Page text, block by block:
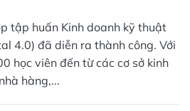
tập huấn Kinh doanh kỹ thuật
4.0) đã diễn ra thành công. Với
học viên đến từ các cơ sở kinh
hàng,...